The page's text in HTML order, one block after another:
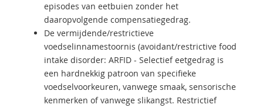
episodes van eetbuien zonder het
daaropvolgende compensatiegedrag.
De vermijdende/restrictieve
voedselinnamestoornis (avoidant/restrictive food
intake disorder: ARFID - Selectief eetgedrag is
een hardnekkig patroon van specifieke
voedselvoorkeuren, vanwege smaak, sensorische
kenmerken of vanwege slikangst. Restrictief